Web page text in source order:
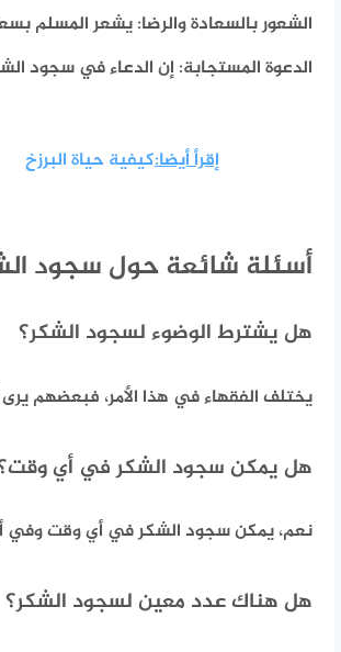
الشعور بالسعادة والرضا:يشعر المسلم
الدعوة المستجابة:إن الدعاء في سجود
إقرأ أيضا:كيفية حياة البرزخ
أسئلة شائعة حول سجود
هل يشترط الوضوء لسجود الشكر؟
يختلف الفقهاء في هذا الأمر، فبعضهم
هل يمكن سجود الشكر في أي
نعم، يمكن سجود الشكر في أي وقت وفي
هل هناك عدد معين لسجود الشكر؟